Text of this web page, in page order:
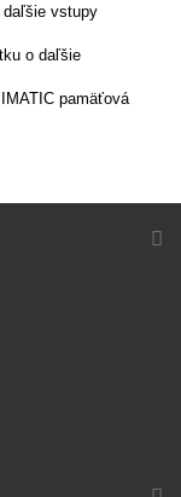
daľšie vstupy
o daľšie
pamäťová